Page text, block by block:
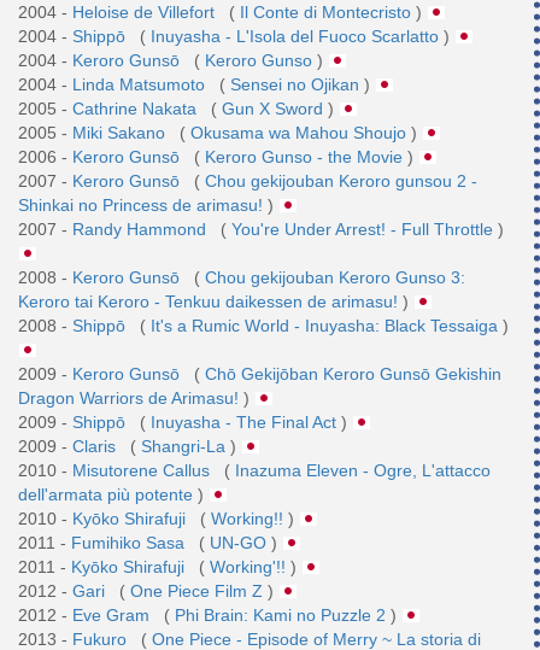
2004 - Heloise de Villefort ( Il Conte di Montecristo )
2004 - Shippō ( Inuyasha - L'Isola del Fuoco Scarlatto )
2004 - Keroro Gunsō ( Keroro Gunso )
2004 - Linda Matsumoto ( Sensei no Ojikan )
2005 - Cathrine Nakata ( Gun X Sword )
2005 - Miki Sakano ( Okusama wa Mahou Shoujo )
2006 - Keroro Gunsō ( Keroro Gunso - the Movie )
2007 - Keroro Gunsō ( Chou gekijouban Keroro gunsou 2 -
Shinkai no Princess de arimasu! )
2007 - Randy Hammond ( You're Under Arrest! - Full Throttle )
2008 - Keroro Gunsō ( Chou gekijouban Keroro Gunso 3:
Keroro tai Keroro - Tenkuu daikessen de arimasu! )
2008 - Shippō ( It's a Rumic World - Inuyasha: Black Tessaiga )
2009 - Keroro Gunsō ( Chō Gekijōban Keroro Gunsō Gekishin
Dragon Warriors de Arimasu! )
2009 - Shippō ( Inuyasha - The Final Act )
2009 - Claris ( Shangri-La )
2010 - Misutorene Callus ( Inazuma Eleven - Ogre, L'attacco
dell'armata più potente )
2010 - Kyōko Shirafuji ( Working!! )
2011 - Fumihiko Sasa ( UN-GO )
2011 - Kyōko Shirafuji ( Working'!! )
2012 - Gari ( One Piece Film Z )
2012 - Eve Gram ( Phi Brain: Kami no Puzzle 2 )
2013 - Fukuro ( One Piece - Episode of Merry ~ La storia di